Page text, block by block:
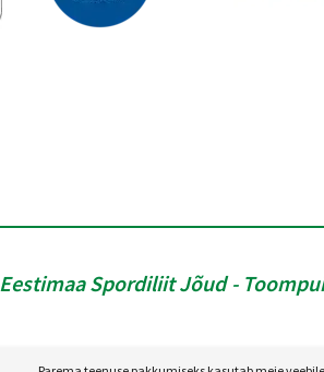
Eestimaa Spordiliit Jõud